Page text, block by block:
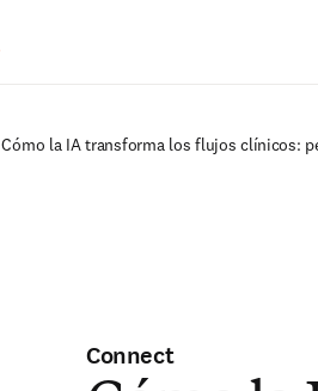
Cómo la IA transforma los flujos clínicos:
Connect